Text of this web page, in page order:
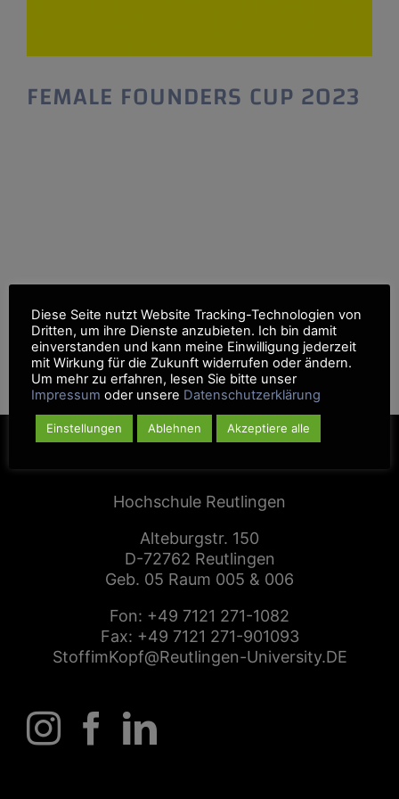
FEMALE FOUNDERS CUP 2023
Öffentlichkeit zu präsentieren. Eine
Bewerbung – viele Chancen: Jetzt bewerben.
Alle Gründerinnen und Start-up-Teams die
Hochschule Reutlingen
Alteburgstr. 150
D-72762 Reutlingen
Geb. 05 Raum 005 & 006
Fon: +49 7121 271-1082
Fax: +49 7121 271-901093
StoffimKopf@Reutlingen-University.DE
Diese Seite nutzt Website Tracking-Technologien von
Dritten, um ihre Dienste anzubieten. Ich bin damit
einverstanden und kann meine Einwilligung jederzeit
mit Wirkung für die Zukunft widerrufen oder ändern.
Um mehr zu erfahren, lesen Sie bitte unser
Impressum oder unsere Datenschutzerklärung
Einstellungen Ablehnen Akzeptiere alle